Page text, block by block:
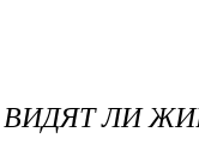
ВИДЯТ ЛИ